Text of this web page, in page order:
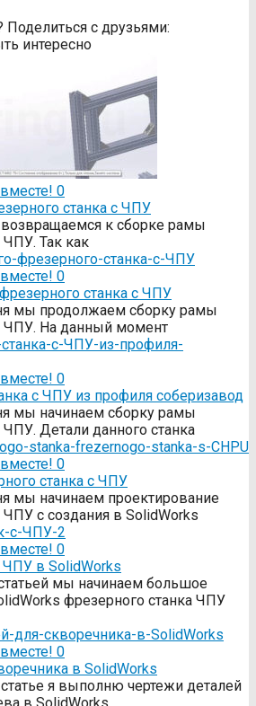
Поделиться с друзьями:
интересно
0
станка с ЧПУ
к сборке рамы
ЧПУ. Так как
0
станка с ЧПУ
мы продолжаем сборку рамы
ЧПУ. На данный момент
0
c ЧПУ из профиля соберизавод
мы начинаем сборку рамы
ЧПУ. Детали данного станка
0
станка с ЧПУ
мы начинаем проектирование
ЧПУ с создания в SolidWorks
0
в SolidWorks
мы начинаем большое
фрезерного станка ЧПУ
0
в SolidWorks
я выполню чертежи деталей